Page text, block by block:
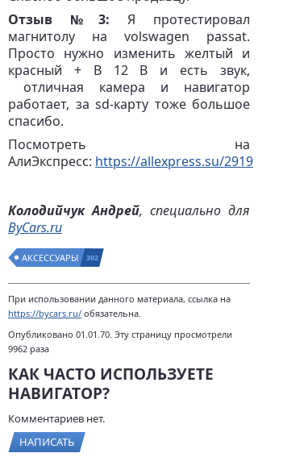
Отзыв №3: Я протестировал
магнитолу на volswagen passat.
Просто нужно изменить желтый и
красный + В 12 В и есть звук,
отличная камера и навигатор
работает, за sd-карту тоже большое
спасибо.
Посмотреть на
АлиЭкспресс: https://allexpress.su/2919
Колодийчук Андрей, специально для
ByCars.ru
АКСЕССУАРЫ 392
При использовании данного материала, ссылка на
https://bycars.ru/ обязательна.
Опубликовано 01.01.70. Эту страницу просмотрели
9962 раза
КАК ЧАСТО ИСПОЛЬЗУЕТЕ
НАВИГАТОР?
Комментариев нет.
НАПИСАТЬ